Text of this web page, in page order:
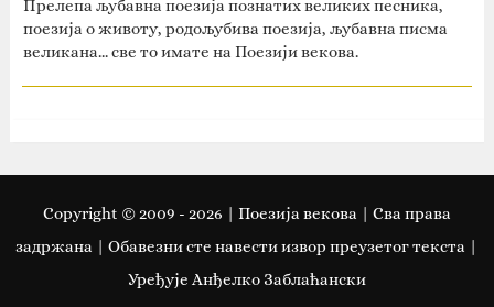
Прелепа љубавна поезија познатих великих песника,
поезија о животу, родољубива поезија, љубавна писма
великана... све то имате на Поезији векова.
Copyright © 2009 - 2026 | Поезија векова | Сва права
задржана | Oбавезни сте навести извор преузетог текста |
Уређује Анђелко Заблаћански